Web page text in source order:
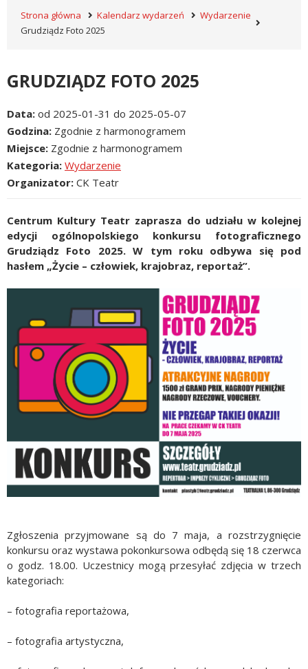
Strona główna Kalendarz wydarzeń
Wydarzenie
Grudziądz Foto 2025
GRUDZIĄDZ FOTO 2025
Data od 2025-01-31 do 2025-05-07
Godzina Zgodnie z harmonogramem
Miejsce Zgodnie z harmonogramem
Kategoria Wydarzenie
Organizator CK Teatr
Centrum Kultury Teatr zaprasza do udziału w kolejnej
edycji ogólnopolskiego konkursu fotograficznego
Grudziądz Foto 2025. W tym roku odbywa się pod
hasłem „Życie – człowiek, krajobraz, reportaż”.
Zgłoszenia przyjmowane są do 7 maja, a rozstrzygnięcie
konkursu oraz wystawa pokonkursowa odbędą się 18 czerwca
o godz. 18.00. Uczestnicy mogą przesyłać zdjęcia w trzech
kategoriach:
– fotografia reportażowa,
– fotografia artystyczna,